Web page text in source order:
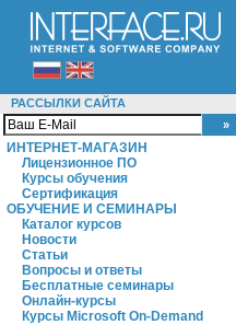
РАССЫЛКИ САЙТА
ИНТЕРНЕТ-МАГАЗИН
Лицензионное ПО
Курсы обучения
Сертификация
ОБУЧЕНИЕ И СЕМИНАРЫ
Каталог курсов
Новости
Статьи
Вопросы и ответы
Бесплатные семинары
Онлайн-курсы
Курсы Microsoft On-Demand